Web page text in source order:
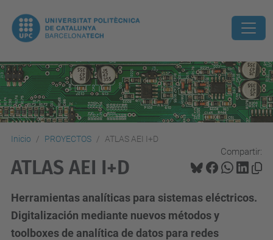
Inicio PROYECTOS ATLAS AEI I+D
Compartir:
ATLAS AEI I+D
Herramientas analíticas para sistemas eléctricos.
Digitalización mediante nuevos métodos y
toolboxes de analítica de datos para redes